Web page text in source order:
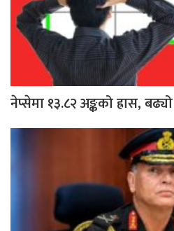
नेप्सेमा १३.८२ अङ्कको ह्रास,